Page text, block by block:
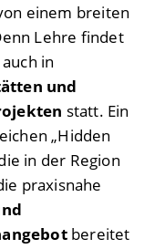
einem breiten
Lehre findet
in
und
statt. Ein
„Hidden
in der Region
praxisnahe
bereitet